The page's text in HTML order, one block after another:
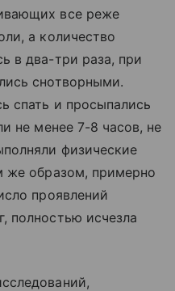
все реже
а количество
в два-три раза, при
снотворными.
спать и просыпались
не менее 7-8 часов, не
физические
же образом, примерно
проявлений
полностью исчезла